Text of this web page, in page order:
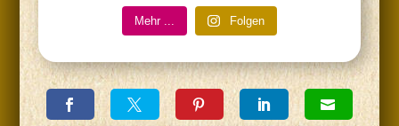
Mehr ... Fol­gen